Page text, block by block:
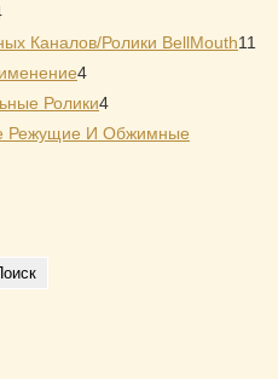
4
товараКаналов/Ролики BellMouth11
44
товара
Ролики44
товара
Режущие И Обжимные